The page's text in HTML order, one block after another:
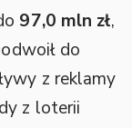
97,0 mln zł,
do
z reklamy
z loterii